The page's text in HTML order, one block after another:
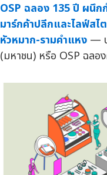
OSP ฉลอง 135 ปี ผนึก
มาร์กค้าปลีกและไลฟ์สไ
หัวหมาก-รามคำแหง —
(มหาชน) หรือ OSP ฉลอ